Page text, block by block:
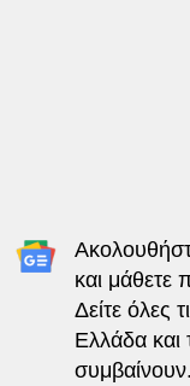
και μάθετε
Δείτε όλες
Ελλάδα και
συμβαίνουν.